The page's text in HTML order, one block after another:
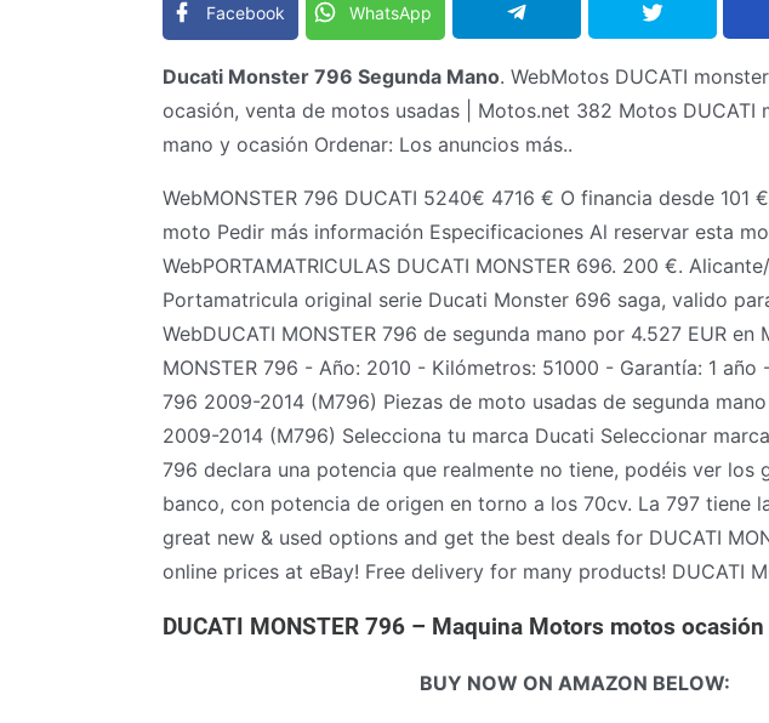
Facebook WhatsApp
Ducati Monster 796 Segunda Mano. WebMotos DUCATI
ocasión, venta de motos usadas | Motos.net 382 Motos DUCATI
mano y ocasión Ordenar: Los anuncios más..
WebMONSTER 796 DUCATI 5240€ 4716 € O financia desde 101
moto Pedir más información Especificaciones Al reservar esta
WebPORTAMATRICULAS DUCATI MONSTER 696. 200 €.
Portamatricula original serie Ducati Monster 696 saga, valido
WebDUCATI MONSTER 796 de segunda mano por 4.527 EUR en
MONSTER 796 - Año: 2010 - Kilómetros: 51000 - Garantía: 1 año
796 2009-2014 (M796) Piezas de moto usadas de segunda
2009-2014 (M796) Selecciona tu marca Ducati Seleccionar
796 declara una potencia que realmente no tiene, podéis ver los
banco, con potencia de origen en torno a los 70cv. La 797 tiene
great new & used options and get the best deals for DUCATI
online prices at eBay! Free delivery for many products! DUCATI
DUCATI MONSTER 796 – Maquina Motors motos ocasión
BUY NOW ON AMAZON BELOW: